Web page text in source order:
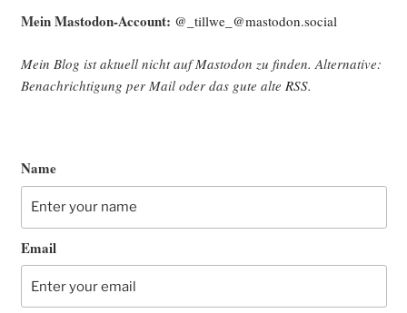
Mein Mast­o­don-Account: @_tillwe_@mastodon.social
Mein Blog ist aktu­ell nicht auf Mast­o­don zu fin­den. Alter­na­ti­ve:
Benach­rich­ti­gung per Mail oder das gute alte RSS.
Name
Email